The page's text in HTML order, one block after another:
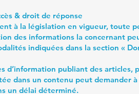
& droit de réponse
à la législation en vigueur, toute
des informations la concernant
indiquées dans la section «
d’information publiant des articles,
dans un contenu peut demander
un délai déterminé.